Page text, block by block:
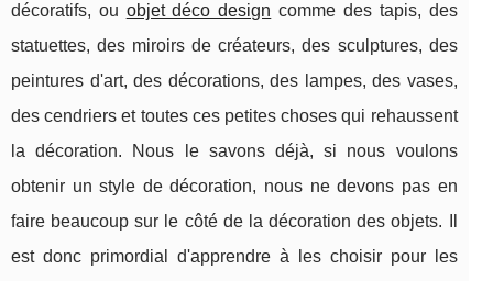
décoratifs, ou objet déco design comme des tapis, des
statuettes, des miroirs de créateurs, des sculptures, des
peintures d'art, des décorations, des lampes, des vases,
des cendriers et toutes ces petites choses qui rehaussent
la décoration. Nous le savons déjà, si nous voulons
obtenir un style de décoration, nous ne devons pas en
faire beaucoup sur le côté de la décoration des objets. Il
est donc primordial d'apprendre à les choisir pour les